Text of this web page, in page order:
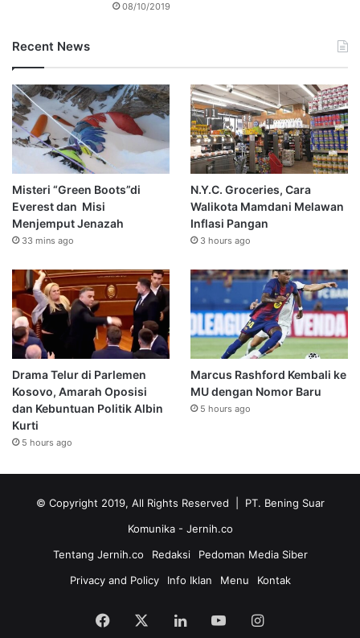
08/10/2019
Recent News
Misteri “Green Boots”di
Everest dan Misi
Menjemput Jenazah
33 mins ago
N.Y.C. Groceries, Cara
Walikota Mamdani Melawan
Inflasi Pangan
3 hours ago
Drama Telur di Parlemen
Kosovo, Amarah Oposisi
dan Kebuntuan Politik Albin
Kurti
5 hours ago
Marcus Rashford Kembali ke
MU dengan Nomor Baru
5 hours ago
© Copyright 2019, All Rights Reserved | PT. Bening Suar
Komunika - Jernih.co
Tentang Jernih.co
Redaksi
Pedoman Media Siber
Privacy and Policy
Info Iklan Menu Kontak
Facebook LinkedInYouTubeInstagram